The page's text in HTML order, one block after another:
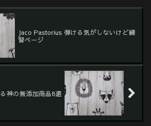
Jaco Pastorius 弾ける気がしないけど練
習ページ
神の無添加商品8選